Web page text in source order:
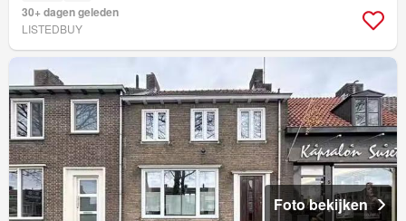
30+ dagen geleden
LISTEDBUY
Foto bekijken